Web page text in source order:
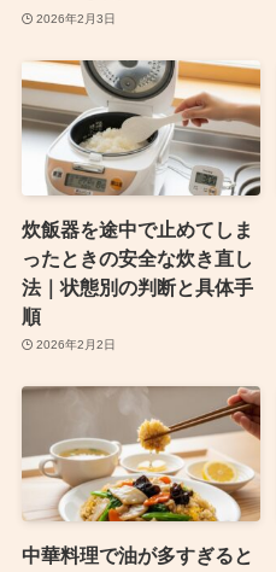
2026年2月3日
炊飯器を途中で止めてしま
ったときの安全な炊き直し
法｜状態別の判断と具体手
順
2026年2月2日
中華料理で油が多すぎると